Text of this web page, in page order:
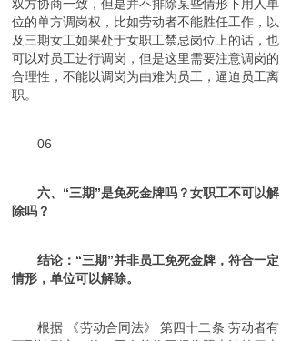
双方协商一致，但是并不排除某些情形下用人单
位的单方调岗权，比如劳动者不能胜任工作，以
及三期女工如果处于女职工禁忌岗位上的话，也
可以对员工进行调岗，但是这里需要注意调岗的
合理性，不能以调岗为由难为员工，逼迫员工离
职。
06
六、“三期”是免死金牌吗？女职工不可以解
除吗？
结论：“三期”并非员工免死金牌，符合一定
情形，单位可以解除。
根据 《劳动合同法》 第四十二条 劳动者有